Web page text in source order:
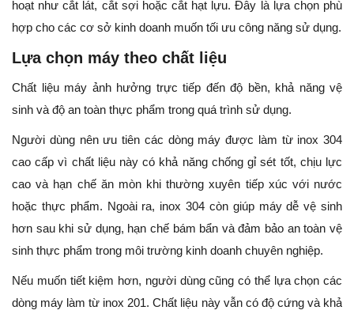
hoạt như cắt lát, cắt sợi hoặc cắt hạt lựu. Đây là lựa chọn phù
hợp cho các cơ sở kinh doanh muốn tối ưu công năng sử dụng.
Lựa chọn máy theo chất liệu
Chất liệu máy ảnh hưởng trực tiếp đến độ bền, khả năng vệ
sinh và độ an toàn thực phẩm trong quá trình sử dụng.
Người dùng nên ưu tiên các dòng máy được làm từ inox 304
cao cấp vì chất liệu này có khả năng chống gỉ sét tốt, chịu lực
cao và hạn chế ăn mòn khi thường xuyên tiếp xúc với nước
hoặc thực phẩm. Ngoài ra, inox 304 còn giúp máy dễ vệ sinh
hơn sau khi sử dụng, hạn chế bám bẩn và đảm bảo an toàn vệ
sinh thực phẩm trong môi trường kinh doanh chuyên nghiệp.
Nếu muốn tiết kiệm hơn, người dùng cũng có thể lựa chọn các
dòng máy làm từ inox 201. Chất liệu này vẫn có độ cứng và khả